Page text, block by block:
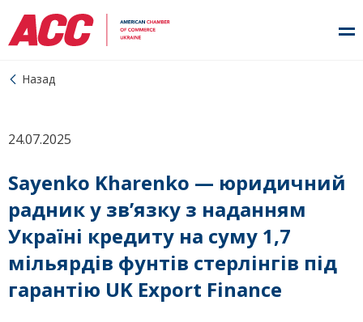
Назад
24.07.2025
Sayenko Kharenko — юридичний
радник у зв’язку з наданням
Україні кредиту на суму 1,7
мільярдів фунтів стерлінгів під
гарантію UK Export Finance